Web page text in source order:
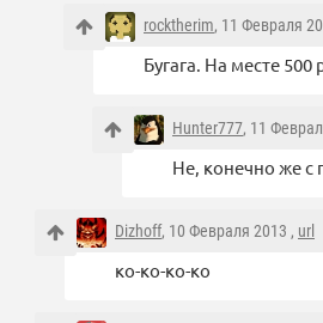
rocktherim, 11 Февраля
Бугага. На месте 500
Hunter777, 11
Не, конечно же
Dizhoff, 10 Февраля 2013 , url
ко-ко-ко-ко